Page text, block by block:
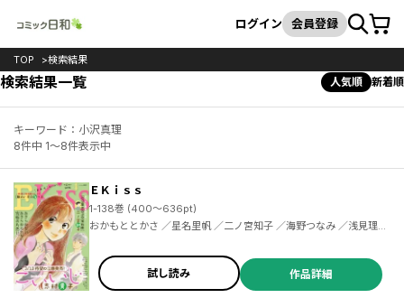
検索
ログイン 会員登録カート
TOP 検索結果
検索結果一覧 人気順 新着順
キーワード：小沢真理
8件中 1～8件表示中
ＥＫｉｓｓ
1-138巻 (400～636pt)
おかもととかさ ／星名里帆 ／二ノ宮知子 ／海野つなみ ／浅見理都 ／はんざき朝未 ／柴なつみ ／天沢アキ ／有賀リエ ／小沢かな ／小川彌生 ／ナカガワパリ ／朱村咲 ／こやまゆかり ／伊藤理佐 ／アイビー茜 ／ふみさき ／柘植文 ／ともえ ／藤沢もやし ／トヨタトヨ ／ひうらさとる ／東村アキコ ／久世番子 ／川端志季 ／志村貴子 ／磯谷友紀 ／谷川史子 ／河内遙 ／谷口リヨ果 ／六多いくみ ／アイビー茜 ／嶽まいこ ／松田奈緒子 ／ＫＵＪＩＲＡ ／和田こま ／六つ花えいこ ／加瀬アオ ／井上霞 ／小藤まつ
試し読み 作品詳細